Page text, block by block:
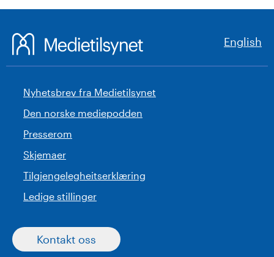
English
Nyhetsbrev fra Medietilsynet
Den norske mediepodden
Presserom
Skjemaer
Tilgjengelegheitserklæring
Ledige stillinger
Kontakt oss